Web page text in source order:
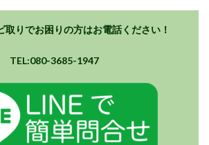
取りでお困りの方はお電話ください！
TEL:080-3685-1947